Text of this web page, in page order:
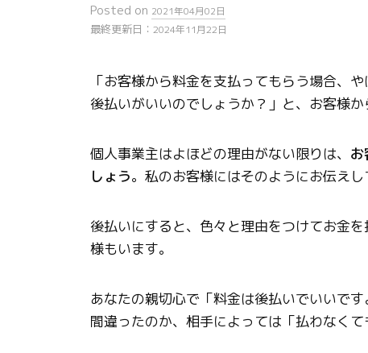
Posted on 2021年04月02日
最終更新日： 2024年11月22日
「お客様から料金を支払ってもらう場合、
後払いがいいのでしょうか？」と、お客様か
個人事業主はよほどの理由がない限りは、 お
しょう。私のお客様にはそのようにお伝えし
後払いにすると、色々と理由をつけてお金
様もいます。
あなたの親切心で「料金は後払いでいいで
間違ったのか、相手によっては「払わなくて